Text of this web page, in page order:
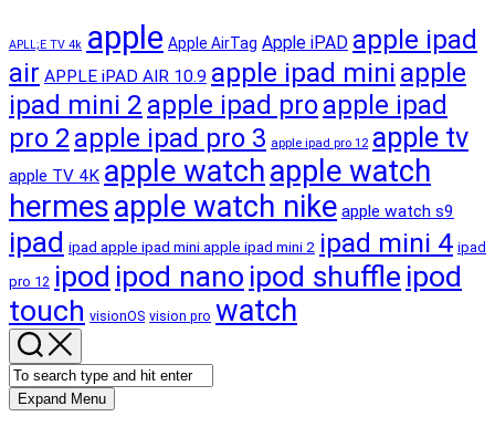
APLL;E TV 4k apple Apple AirTag Apple iPAD apple ipad
air APPLE iPAD AIR 10.9 apple ipad mini apple
ipad mini 2 apple ipad proapple ipad
pro 2 apple ipad pro 3 apple ipad pro 12 apple tv
apple TV 4K apple watchapple watch
hermesapple watch nike apple watch s9
ipad ipad apple ipad mini apple ipad mini 2 ipad mini 4 ipad
pro 12 ipod ipod nano ipod shuffle ipod
touch visionOS vision pro watch
Expand Menu